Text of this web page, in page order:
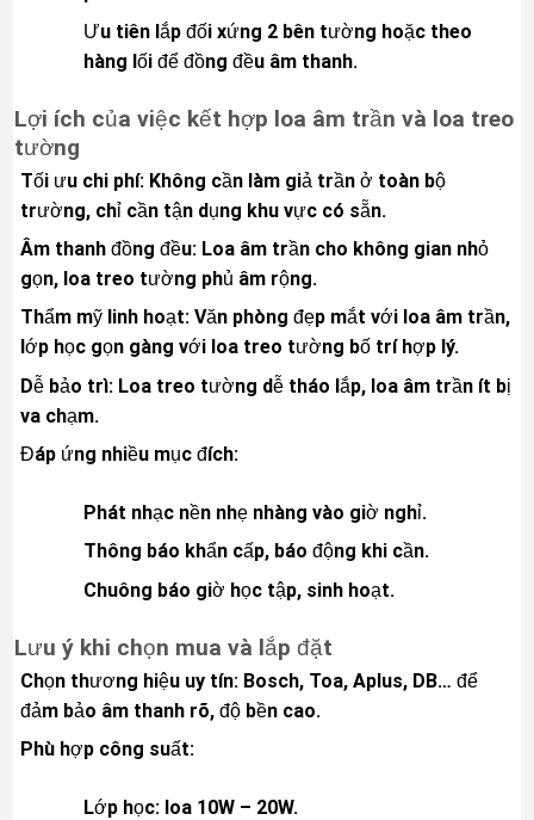
Ưu tiên lắp đối xứng 2 bên tường hoặc theo
hàng lối để đồng đều âm thanh.
Lợi ích của việc kết hợp loa âm trần và loa treo
tường
Tối ưu chi phí: Không cần làm giả trần ở toàn bộ
trường, chỉ cần tận dụng khu vực có sẵn.
Âm thanh đồng đều: Loa âm trần cho không gian nhỏ
gọn, loa treo tường phủ âm rộng.
Thẩm mỹ linh hoạt: Văn phòng đẹp mắt với loa âm trần,
lớp học gọn gàng với loa treo tường bố trí hợp lý.
Dễ bảo trì: Loa treo tường dễ tháo lắp, loa âm trần ít bị
va chạm.
Đáp ứng nhiều mục đích:
Phát nhạc nền nhẹ nhàng vào giờ nghỉ.
Thông báo khẩn cấp, báo động khi cần.
Chuông báo giờ học tập, sinh hoạt.
Lưu ý khi chọn mua và lắp đặt
Chọn thương hiệu uy tín: Bosch, Toa, Aplus, DB… để
đảm bảo âm thanh rõ, độ bền cao.
Phù hợp công suất:
Lớp học: loa 10W – 20W.